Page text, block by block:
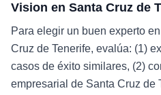
Vision en Santa Cruz de
Para elegir un buen experto
Cruz de Tenerife, evalúa: (1)
casos de éxito similares, (2)
empresarial de Santa Cruz de